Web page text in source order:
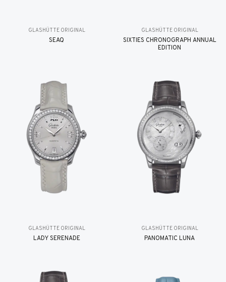
GLASHÜTTE ORIGINAL
SEAQ
GLASHÜTTE ORIGINAL
SIXTIES CHRONOGRAPH ANNUAL
EDITION
GLASHÜTTE ORIGINAL
LADY SERENADE
GLASHÜTTE ORIGINAL
PANOMATIC LUNA